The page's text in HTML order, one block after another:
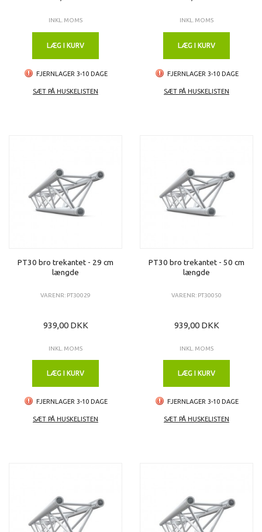
INKL. MOMS
LÆG I KURV
FJERNLAGER 3-10 DAGE
SÆT PÅ HUSKELISTEN
INKL. MOMS
LÆG I KURV
FJERNLAGER 3-10 DAGE
SÆT PÅ HUSKELISTEN
PT30 bro trekantet - 29 cm
længde
VARENR: PT30029
939,00 DKK
INKL. MOMS
LÆG I KURV
FJERNLAGER 3-10 DAGE
SÆT PÅ HUSKELISTEN
PT30 bro trekantet - 50 cm
længde
VARENR: PT30050
939,00 DKK
INKL. MOMS
LÆG I KURV
FJERNLAGER 3-10 DAGE
SÆT PÅ HUSKELISTEN